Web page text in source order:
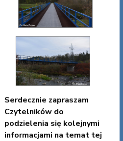
Serdecznie zapraszam
Czytelników do
podzielenia się kolejnymi
informacjami na temat tej